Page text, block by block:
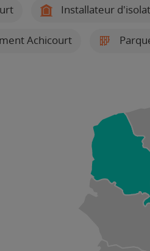
Installateur
Achicourt